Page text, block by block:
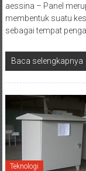
aessina – Panel
membentuk suatu
sebagai tempat
Baca selengkapnya
Teknologi